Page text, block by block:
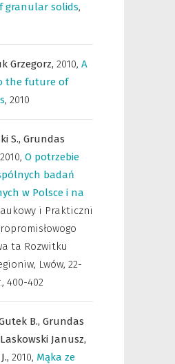
granular solids,
Grzegorz, 2010, A
the future of
, 2010
S., Grundas
2010, O potrzebie
badań
w Polsce i na
i Prakticzni
ta Rozwitku
, Lwów, 22-
400-402
B., Grundas
Laskowski Janusz,
2010, Mąka ze